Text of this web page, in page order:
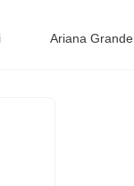
Ariana Grande